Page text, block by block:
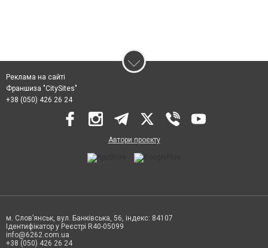
Реклама на сайті
Франшиза "CitySites"
+38 (050) 426 26 24
Автори проєкту
м. Слов’янськ, вул. Банківська, 56, індекс: 84107
Ідентифікатор у Реєстрі R40-05099
info@6262.com.ua
+38 (050) 426 26 24